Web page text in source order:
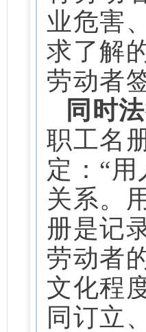
业危害
求了解
劳动者
同时
职工名
定：“
关系。
册是记
劳动者
文化程
同订立